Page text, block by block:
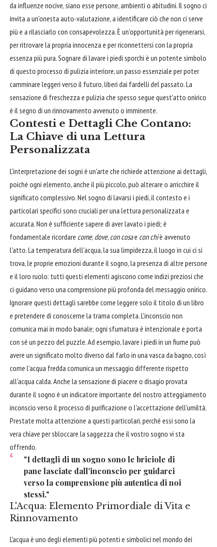
da influenze nocive, siano esse persone, ambienti o abitudini. Il sogno ci
invita a un'onesta auto-valutazione, a identificare ciò che non ci serve
più e a rilasciarlo con consapevolezza. È un'opportunità per rigenerarsi,
per ritrovare la propria innocenza e per riconnettersi con la propria
essenza più pura. Sognare di lavare i piedi sporchi è un potente simbolo
di questo processo di pulizia interiore, un passo essenziale per poter
camminare leggeri verso il futuro, liberi dai fardelli del passato. La
sensazione di freschezza e pulizia che spesso segue quest'atto onirico
è il segno di un rinnovamento avvenuto o imminente.
Contesti e Dettagli Che Contano:
La Chiave di una Lettura
Personalizzata
L'interpretazione dei sogni è un'arte che richiede attenzione ai dettagli,
poiché ogni elemento, anche il più piccolo, può alterare o arricchire il
significato complessivo. Nel sogno di lavarsi i piedi, il contesto e i
particolari specifici sono cruciali per una lettura personalizzata e
accurata. Non è sufficiente sapere di aver lavato i piedi; è
fondamentale ricordare come, dove, con cosae con chiè avvenuto
l'atto. La temperatura dell'acqua, la sua limpidezza, il luogo in cui ci si
trova, le proprie emozioni durante il sogno, la presenza di altre persone
e il loro ruolo: tutti questi elementi agiscono come indizi preziosi che
ci guidano verso una comprensione più profonda del messaggio onirico.
Ignorare questi dettagli sarebbe come leggere solo il titolo di un libro
e pretendere di conoscerne la trama completa. L'inconscio non
comunica mai in modo banale; ogni sfumatura è intenzionale e porta
con sé un pezzo del puzzle. Ad esempio, lavare i piedi in un fiume può
avere un significato molto diverso dal farlo in una vasca da bagno, così
come l'acqua fredda comunica un messaggio differente rispetto
all'acqua calda. Anche la sensazione di piacere o disagio provata
durante il sogno è un indicatore importante del nostro atteggiamento
inconscio verso il processo di purificazione o l'accettazione dell'umiltà.
Prestate molta attenzione a questi particolari, perché essi sono la
vera chiave per sbloccare la saggezza che il vostro sogno vi sta
offrendo.
"I dettagli di un sogno sono le briciole di
pane lasciate dall'inconscio per guidarci
verso la comprensione più autentica di noi
stessi."
L'Acqua: Elemento Primordiale di Vita e
Rinnovamento
L'acqua è uno degli elementi più potenti e simbolici nel mondo dei